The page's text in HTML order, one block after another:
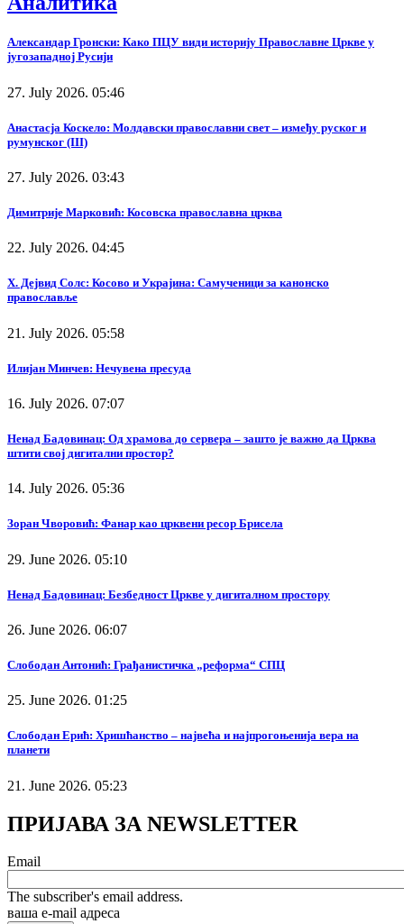
Александар Гронски: Како ПЦУ види историју Православне Цркве у
југозападној Русији
27. July 2026. 05:46
Анастасја Коскело: Молдавски православни свет – између руског и
румунског (III)
27. July 2026. 03:43
Димитрије Марковић: Косовска православна црква
22. July 2026. 04:45
Х. Дејвид Солс: Косово и Украјина: Самученици за канонско
православље
21. July 2026. 05:58
Илијан Минчев: Нечувена пресуда
16. July 2026. 07:07
Ненад Бадовинац: Од храмова до сервера – зашто је важно да Црква
штити свој дигитални простор?
14. July 2026. 05:36
Зоран Чворовић: Фанар као црквени ресор Брисела
29. June 2026. 05:10
Ненад Бадовинац: Безбедност Цркве у дигиталном простору
26. June 2026. 06:07
Слободан Антонић: Грађанистичка „реформа“ СПЦ
25. June 2026. 01:25
Слободан Ерић: Хришћанство – највећа и најпрогоњенија вера на
планети
21. June 2026. 05:23
ПРИЈАВА ЗА NEWSLETTER
Email
The subscriber's email address.
ваша е-mail адреса